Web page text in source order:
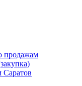
продажам
Саратов